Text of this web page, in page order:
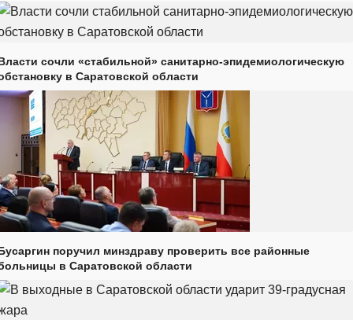
сочли «стабильной» санитарно-эпидемиологическую
в Саратовской области
поручил минздраву проверить все районные
в Саратовской области